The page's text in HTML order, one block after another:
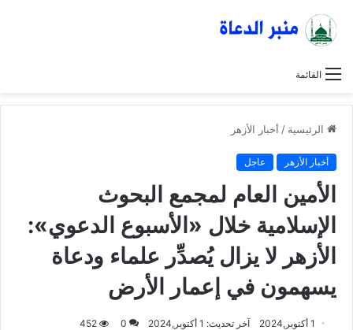
القائمة
الرئيسية / أخبار الأزهر
أخبار الأزهر عاجل
الأمين العام لمجمع البحوث
الإسلامية خلال «الأسبوع الدعوي»:
الأزهر لا يزال يُصدِّر علماء ودعاة
يسهمون في إعمار الأرض
1 أكتوبر,2024 آخر تحديث: 1 أكتوبر,2024 0
452